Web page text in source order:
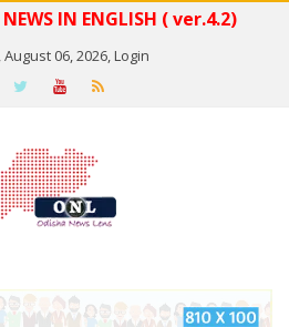
NEWS IN ENGLISH ( ver.4.2)
06, 2026,Login